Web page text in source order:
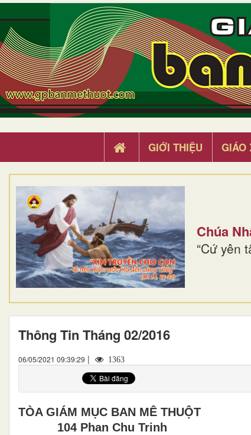
GIỚI THIỆU GIÁO
Chúa
“Cứ yên
Thông Tin Tháng 02/2016
06/05/2021 09:39:29 | 1363
TÒA GIÁM MỤC BAN MÊ THUỘT
104 Phan Chu Trinh